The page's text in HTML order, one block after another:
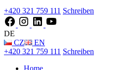
+420 321 759 111 Schreiben
DE
CZ
EN
+420 321 759 111 Schreiben
Home